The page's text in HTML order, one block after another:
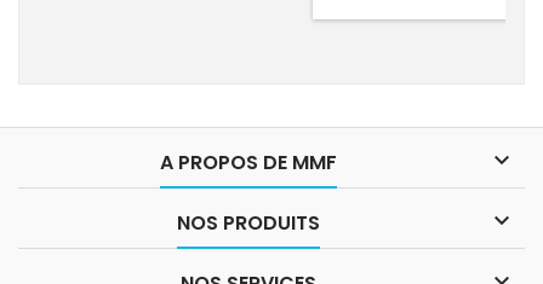
A PROPOS DE MMF 
NOS PRODUITS 